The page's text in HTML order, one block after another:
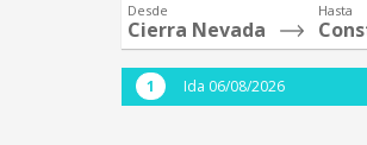
Desde
Cierra Nevada
Hasta
Ida 06/08/2026